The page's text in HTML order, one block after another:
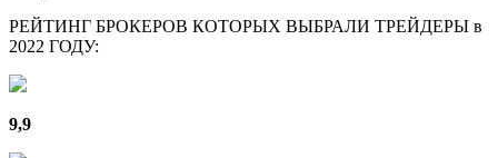
РЕЙТИНГ БРОКЕРОВ КОТОРЫХ ВЫБРАЛИ ТРЕЙДЕРЫ в
2022 ГОДУ:
9,9